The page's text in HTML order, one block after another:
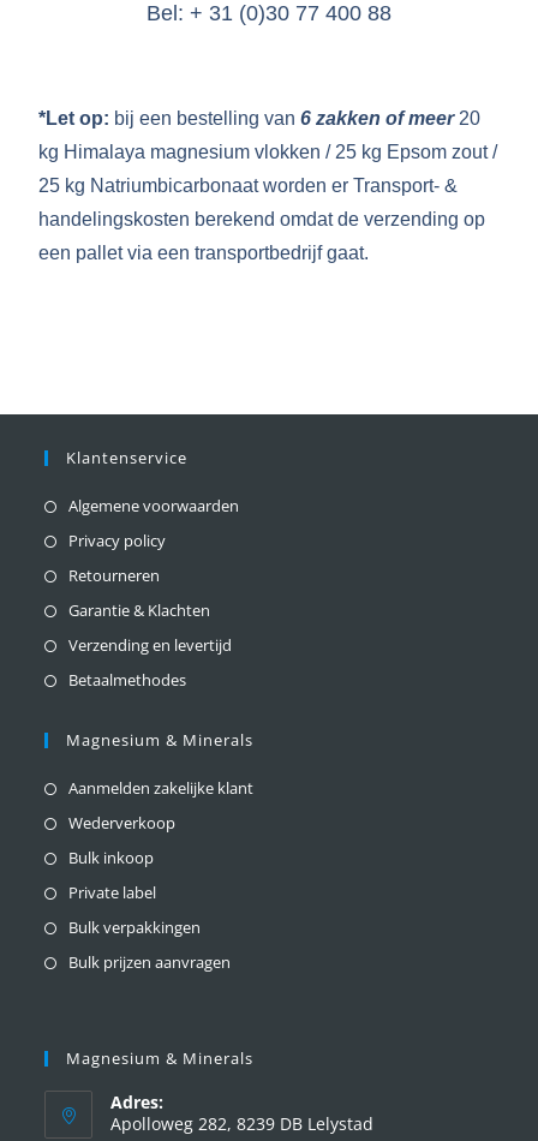
Bel: + 31 (0)30 77 400 88
*Let op: bij een bestelling van6 zakken of meer20
kg Himalaya magnesium vlokken / 25 kg Epsom zout /
25 kg Natriumbicarbonaat worden er Transport- &
handelingskosten berekend omdat de verzending op
een pallet via een transportbedrijf gaat.
Klantenservice
Algemene voorwaarden
Privacy policy
Retourneren
Garantie & Klachten
Verzending en levertijd
Betaalmethodes
Magnesium & Minerals
Aanmelden zakelijke klant
Wederverkoop
Bulk inkoop
Private label
Bulk verpakkingen
Bulk prijzen aanvragen
Magnesium & Minerals
Adres:
Apolloweg 282, 8239 DB Lelystad